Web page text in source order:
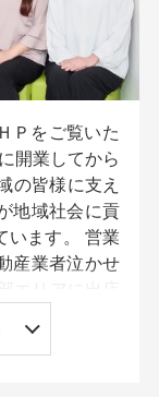
Ｐをご覧いた
開業してから
の皆様に支え
地域社会に貢
います。 営業
産業者泣かせ
う想いからで